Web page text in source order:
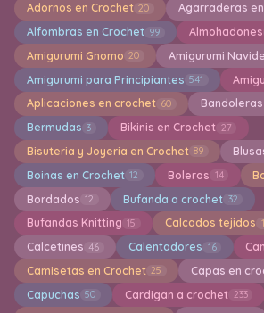
Adornos en Crochet 20 Agarraderas
Alfombras en Crochet 99 Almohadones
Amigurumi Gnomo 20 Amigurumi
Amigurumi para Principiantes 541
Aplicaciones en crochet 60
Bermudas 3 Bikinis en Crochet 27
Bisuteria y Joyeria en Crochet 89
Boinas en Crochet 12 Boleros 14
Bordados 12 Bufanda a crochet 32
Bufandas Knitting 15 Calcados tejidos
Calcetines 46 Calentadores 16
Camisetas en Crochet 25 Capas en
Capuchas 50 Cardigan a crochet 233